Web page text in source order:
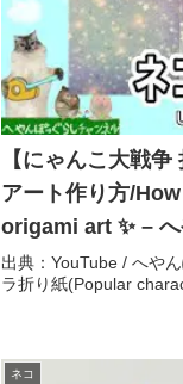
【にゃんこ大戦
アート作り方/
origami art ✨️ –
【人気キャラ折
origami)】
出典：YouTube / へや
ラ折り紙(Popular
ネコ